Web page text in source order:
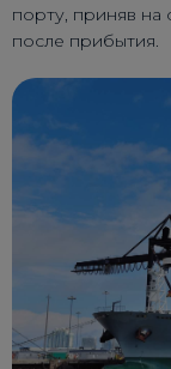
порту, приняв на
после прибытия.